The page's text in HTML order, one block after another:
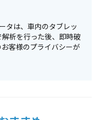
タは、車内のタブレッ
析を行った後、即時破
客様のプライバシーが